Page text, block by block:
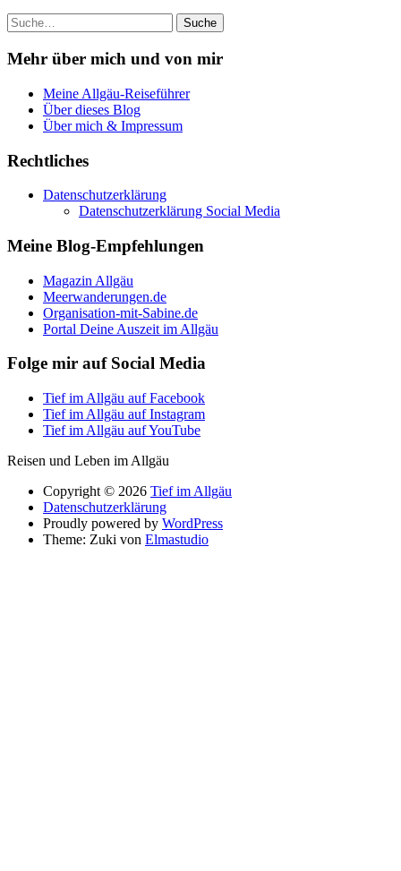
Suche
Mehr über mich und von mir
Meine Allgäu-Reiseführer
Über dieses Blog
Über mich & Impressum
Rechtliches
Datenschutzerklärung
Datenschutzerklärung Social Media
Meine Blog-Empfehlungen
Magazin Allgäu
Meerwanderungen.de
Organisation-mit-Sabine.de
Portal Deine Auszeit im Allgäu
Folge mir auf Social Media
Tief im Allgäu auf Facebook
Tief im Allgäu auf Instagram
Tief im Allgäu auf YouTube
Reisen und Leben im Allgäu
Copyright © 2026 Tief im Allgäu
Datenschutzerklärung
Proudly powered by WordPress
Theme: Zuki von Elmastudio